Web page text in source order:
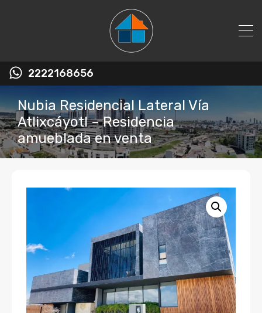
2222168656
Nubia Residencial Lateral Vía
Atlixcáyotl – Residencia
amueblada en venta